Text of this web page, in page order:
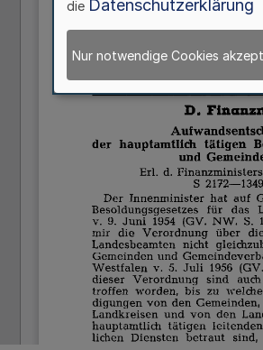
die Datenschutzerklärung
Nur notwendige Cookies